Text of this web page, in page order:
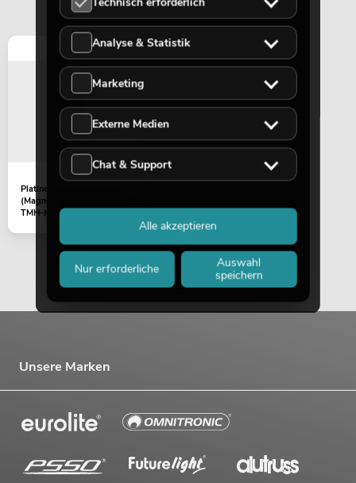
Platine
(Magnetsensor/TILT) LED
TMH-H240 (H-V1.03/
Unsere Marken
Analyse & Statistik
Marketing
Externe Medien
Chat & Support
Nur erforderliche
Auswahl
speichern
Alle akzeptieren